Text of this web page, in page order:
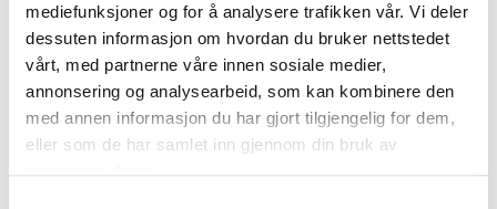
mediefunksjoner og for å analysere trafikken vår. Vi deler
dessuten informasjon om hvordan du bruker nettstedet
vårt, med partnerne våre innen sosiale medier,
annonsering og analysearbeid, som kan kombinere den
med annen informasjon du har gjort tilgjengelig for dem,
eller som de har samlet inn gjennom din bruk av
Dette er noen av tilbudene under bakgårdssalget:
✔️ 50-80% på en mengde varer i bakgården
✔️ Gode tilbud i våre butikker på Torshov
Vi stiller med godt humør og dyktige medarbeidere.
Spre ordet til alle du kjenner, så håper vi å se nettopp